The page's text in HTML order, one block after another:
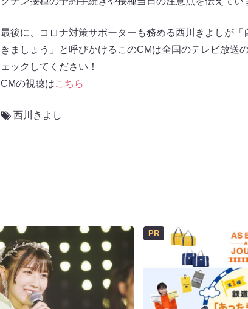
最後に、コロナ対策サポーターも務める西川きよしが
きましょう」と呼びかけるこのCMは全国のテレビ放送
ェックしてください！
CMの視聴はこちら
西川きよし
PR